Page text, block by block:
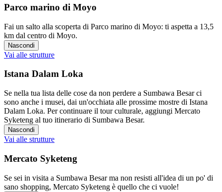
Parco marino di Moyo
Fai un salto alla scoperta di Parco marino di Moyo: ti aspetta a 13,5
km dal centro di Moyo.
Nascondi
Vai alle strutture
Istana Dalam Loka
Se nella tua lista delle cose da non perdere a Sumbawa Besar ci
sono anche i musei, dai un'occhiata alle prossime mostre di Istana
Dalam Loka. Per continuare il tour culturale, aggiungi Mercato
Syketeng al tuo itinerario di Sumbawa Besar.
Nascondi
Vai alle strutture
Mercato Syketeng
Se sei in visita a Sumbawa Besar ma non resisti all'idea di un po' di
sano shopping, Mercato Syketeng è quello che ci vuole!